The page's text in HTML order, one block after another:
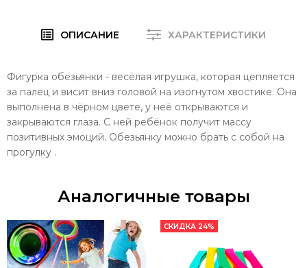
ОПИСАНИЕ ХАРАКТЕРИСТИКИ
Фигурка обезьянки - весёлая игрушка, которая цепляется
за палец и висит вниз головой на изогнутом хвостике. Она
выполнена в чёрном цвете, у неё открываются и
закрываются глаза. С ней ребёнок получит массу
позитивных эмоций. Обезьянку можно брать с собой на
прогулку .
Аналогичные товары
СКИДКА 24%